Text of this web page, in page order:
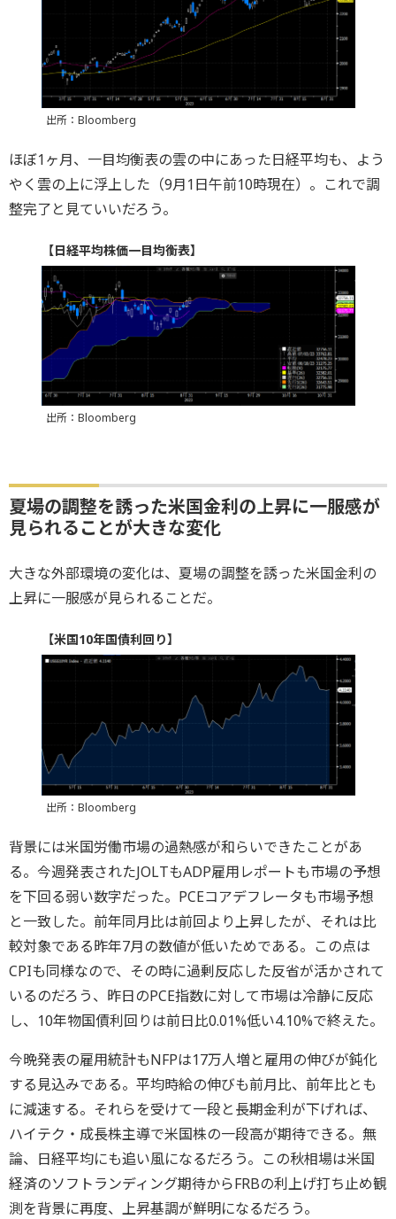
出所：Bloomberg
ほぼ1ヶ月、一目均衡表の雲の中にあった日経平均も、よう
やく雲の上に浮上した（9月1日午前10時現在）。これで調
整完了と見ていいだろう。
【日経平均株価一目均衡表】
出所：Bloomberg
夏場の調整を誘った米国金利の上昇に一服感が
見られることが大きな変化
大きな外部環境の変化は、夏場の調整を誘った米国金利の
上昇に一服感が見られることだ。
【米国10年国債利回り】
出所：Bloomberg
背景には米国労働市場の過熱感が和らいできたことがあ
る。今週発表されたJOLTもADP雇用レポートも市場の予想
を下回る弱い数字だった。PCEコアデフレータも市場予想
と一致した。前年同月比は前回より上昇したが、それは比
較対象である昨年7月の数値が低いためである。この点は
CPIも同様なので、その時に過剰反応した反省が活かされて
いるのだろう、昨日のPCE指数に対して市場は冷静に反応
し、10年物国債利回りは前日比0.01%低い4.10%で終えた。
今晩発表の雇用統計もNFPは17万人増と雇用の伸びが鈍化
する見込みである。平均時給の伸びも前月比、前年比とも
に減速する。それらを受けて一段と長期金利が下げれば、
ハイテク・成長株主導で米国株の一段高が期待できる。無
論、日経平均にも追い風になるだろう。この秋相場は米国
経済のソフトランディング期待からFRBの利上げ打ち止め観
測を背景に再度、上昇基調が鮮明になるだろう。